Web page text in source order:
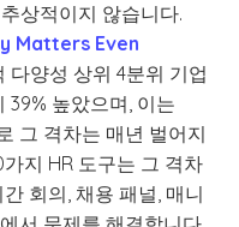
상적이지 않습니다.
Matters Even
다양성 상위 4분위 기업
39% 높았으며, 이는
그 격차는 매년 벌어지
지 HR 도구는 그 격차
회의, 채용 패널, 매니